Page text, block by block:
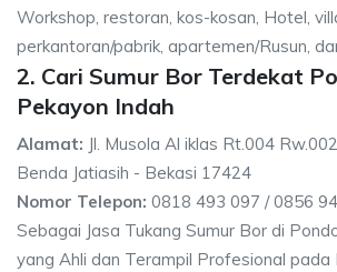
Workshop, restoran, kos-kosan, Hotel,
perkantoran/pabrik, apartemen/Rusun,
2. Cari Sumur Bor Terdekat
Pekayon Indah
Alamat: Jl. Musola Al iklas Rt.004
Benda Jatiasih - Bekasi 17424
Nomor Telepon: 0818 493 097 / 0856
Sebagai Jasa Tukang Sumur Bor di
yang Ahli dan Terampil Profesional pada